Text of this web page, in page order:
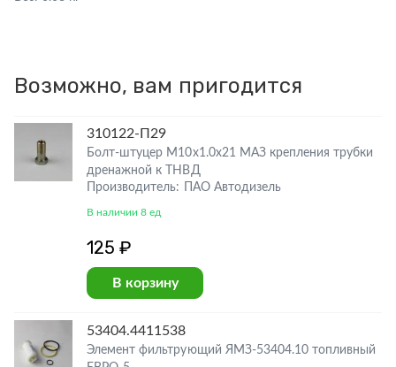
Возможно, вам пригодится
310122-П29
Болт-штуцер М10х1.0х21 МАЗ крепления трубки
дренажной к ТНВД
Производитель: ПАО Автодизель
В наличии 8 ед
125 ₽
В корзину
53404.4411538
Элемент фильтрующий ЯМЗ-53404.10 топливный